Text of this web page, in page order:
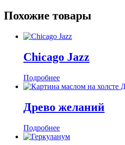
Похожие товары
Chicago Jazz
Подробнее
Древо желаний
Подробнее